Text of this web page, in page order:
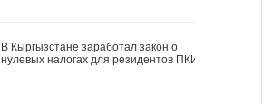
В Кыргызстане заработал закон о
нулевых налогах для резидентов ПКИ